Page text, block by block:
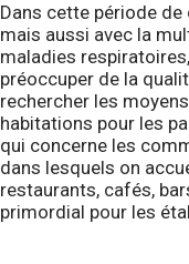
Dans cette période de
mais aussi avec la
maladies
préoccuper de la
rechercher les
habitations pour les
qui concerne les
dans lesquels on
restaurants, cafés,
primordial pour les